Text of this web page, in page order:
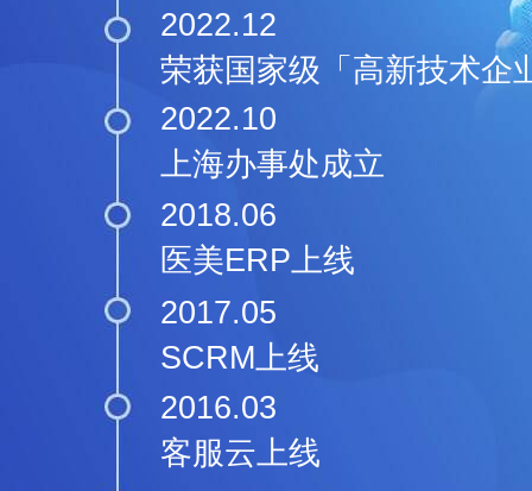
2022.12
荣获国家级「高新技术企
2022.10
上海办事处成立
2018.06
医美ERP上线
2017.05
SCRM上线
2016.03
客服云上线